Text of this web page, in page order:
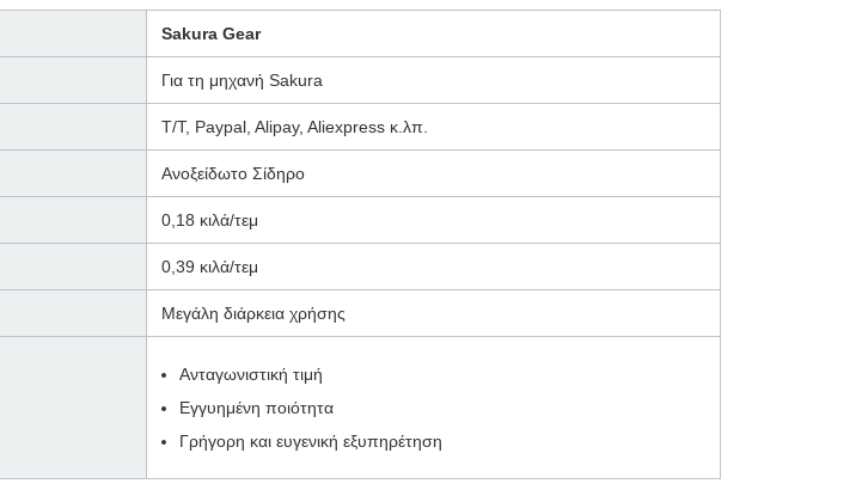
Sakura Gear
Για τη μηχανή Sakura
T/T, Paypal, Alipay, Aliexpress κ.λπ.
Ανοξείδωτο Σίδηρο
0,18 κιλά/τεμ
0,39 κιλά/τεμ
Μεγάλη διάρκεια χρήσης
Ανταγωνιστική τιμή
Εγγυημένη ποιότητα
Γρήγορη και ευγενική εξυπηρέτηση